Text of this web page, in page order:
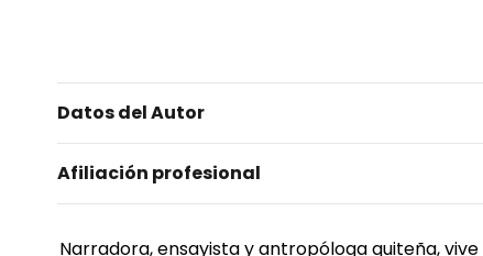
Datos del Autor
Afiliación profesional
Narradora, ensayista y antropóloga quiteña,